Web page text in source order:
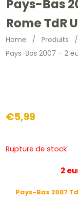
Pays-Bas
Rome TdR
Home / Produits
Pays-Bas 2007 – 2
€5,99
Rupture de stock
2
Pays-Bas 2007